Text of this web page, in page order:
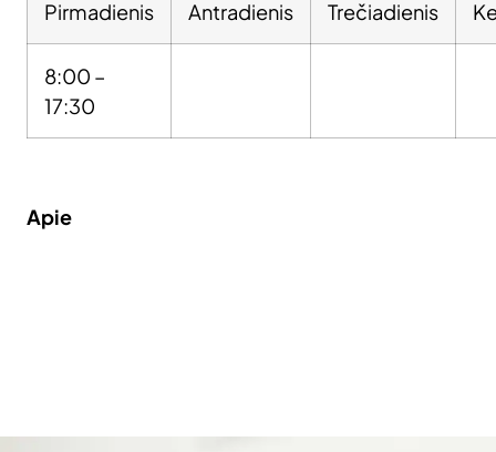
Pirmadienis Antradienis Trečiadienis
8:00 –
17:30
Apie